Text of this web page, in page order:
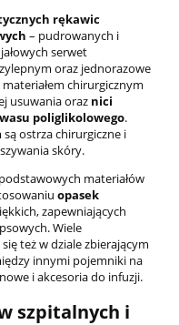
rękawic
– pudrowanych i
serwet
oraz jednorazowe
chirurgicznym
usuwania oraz nici
poliglikolowego.
ostrza chirurgiczne i
skóry.
materiałów
opasek
zapewniających
Wiele
też w dziale zbierającym
innymi pojemniki na
i akcesoria do infuzji.
szpitalnych i